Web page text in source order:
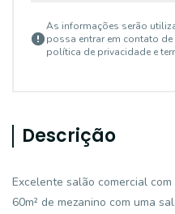
As informações serão
possa entrar em contato
política de privacidade e
Descrição
Excelente salão comercial
60m² de mezanino com uma